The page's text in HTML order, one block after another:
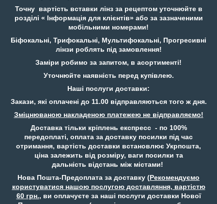
Точну вартість вставки лінз за рецептом уточнюйте в
розділі « Інформація для клієнтів» або за зазначеними
мобільними номерами!
Біфокальні, Трифокальні, Мультифокальні, Прогресивні
лінзи роблять під замовлення!
Заміри робимо за запитом, в асортименті!
Уточнюйте наявність перед купівлею.
Наші послуги доставки:
Закази, які оплачені до 11.00 відправляються того ж дня.
Зміцнюваною накладеною платежею не відправляємо!
Доставка тільки кріплень експресс - по 100%
передоплаті, оплата за доставку посилки під час
отримання, вартість доставки встановлює Укрпошта,
ціна залежить від розміру, ваги посилки та
дальність відстань між містами!
Нова Пошта-Предоплата за доставку (Рекомендуємо
користуватися нашою послугою доставляння, вартістю
60 грн., ви оплачуєте за наші послуги доставки Нової